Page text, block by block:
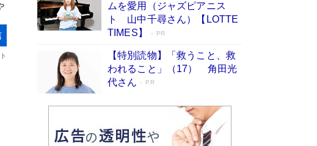
友近氏、絶賛！ 鎌倉を舞台に、孤独を抱えた
人々が新たな一歩を踏み出す連作短篇集『海のほ
とりのプラネット』試し読み
ムを愛用（ジャズピアニス
ト 山中千尋さん）【LOTTE
TIMES】
PR
【特別読物】「救うこと、救
われること」（17） 角田光
代さん
PR